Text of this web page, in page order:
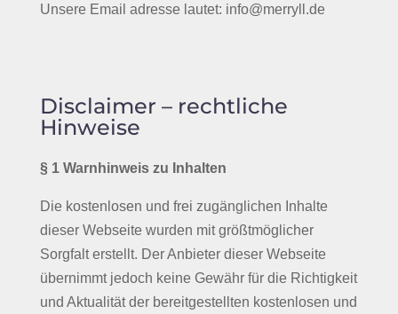
Unsere Email adresse lautet: info@merryll.de
Disclaimer – rechtliche
Hinweise
§ 1 Warnhinweis zu Inhalten
Die kostenlosen und frei zugänglichen Inhalte
dieser Webseite wurden mit größtmöglicher
Sorgfalt erstellt. Der Anbieter dieser Webseite
übernimmt jedoch keine Gewähr für die Richtigkeit
und Aktualität der bereitgestellten kostenlosen und